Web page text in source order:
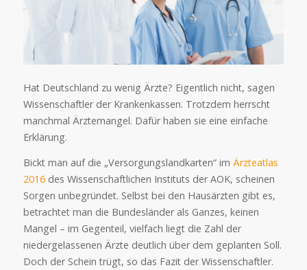
Hat Deutschland zu wenig Ärzte? Eigentlich nicht, sagen
Wissenschaftler der Krankenkassen. Trotzdem herrscht
manchmal Ärztemangel. Dafür haben sie eine einfache
Erklärung.
Bickt man auf die „Versorgungslandkarten“ im Ärzteatlas
2016des Wissenschaftlichen Instituts der AOK, scheinen
Sorgen unbegründet. Selbst bei den Hausärzten gibt es,
betrachtet man die Bundesländer als Ganzes, keinen
Mangel – im Gegenteil, vielfach liegt die Zahl der
niedergelassenen Ärzte deutlich über dem geplanten Soll.
Doch der Schein trügt, so das Fazit der Wissenschaftler.